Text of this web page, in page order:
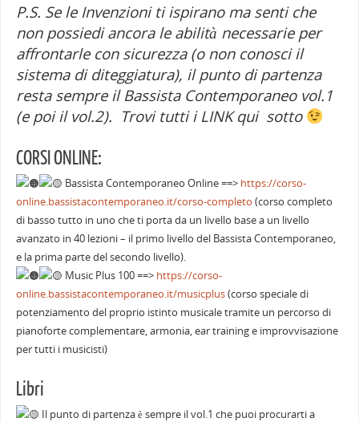
P.S. Se le Invenzioni ti ispirano ma senti che
non possiedi ancora le abilità necessarie per
affrontarle con sicurezza (o non conosci il
sistema di diteggiatura), il punto di partenza
resta sempre il Bassista Contemporaneo vol.1
(e poi il vol.2). Trovi tutti i LINK qui sotto
CORSI ONLINE:
Bassista Contemporaneo Online ==> https://corso-
online.bassistacontemporaneo.it/corso-completo (corso completo
di basso tutto in uno che ti porta da un livello base a un livello
avanzato in 40 lezioni – il primo livello del Bassista Contemporaneo,
e la prima parte del secondo livello).
Music Plus 100 ==> https://corso-
online.bassistacontemporaneo.it/musicplus(corso speciale di
potenziamento del proprio istinto musicale tramite un percorso di
pianoforte complementare, armonia, ear training e improvvisazione
per tutti i musicisti)
Libri
Il punto di partenza è sempre il vol.1 che puoi procurarti a